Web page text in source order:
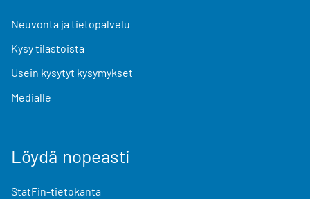
Neuvonta ja tietopalvelu
Kysy tilastoista
Usein kysytyt kysymykset
Medialle
Löydä nopeasti
StatFin-tietokanta